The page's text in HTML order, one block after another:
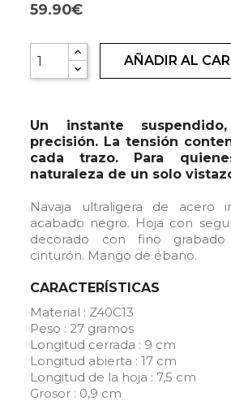
59.90€
AÑADIR AL
Un instante
precisión. La tensión
cada trazo. Para
naturaleza de un solo
Navaja ultraligera de acero
acabado negro. Hoja con
decorado con fino
cinturón. Mango de ébano.
CARACTERÍSTICAS
Material : Z40C13
Peso : 27 gramos
Longitud cerrada : 9 cm
Longitud abierta : 17 cm
Longitud de la hoja : 7,5 cm
Grosor : 0,9 cm